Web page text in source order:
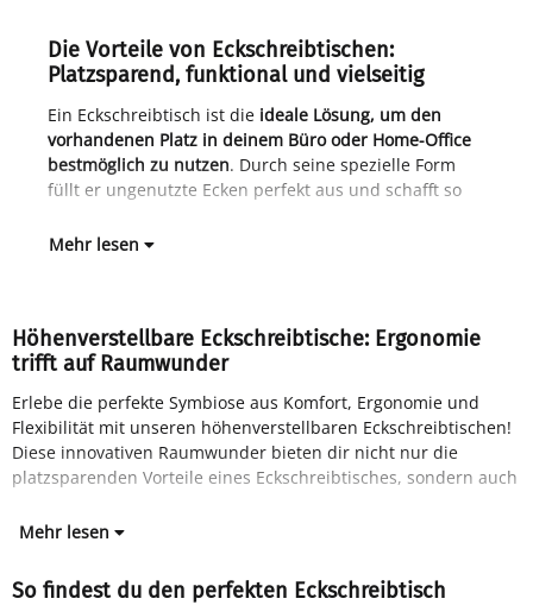
Die Vorteile von Eckschreibtischen:
Platzsparend, funktional und vielseitig
Ein Eckschreibtisch ist die ideale Lösung, um den
vorhandenen Platz in deinem Büro oder Home-Office
bestmöglich zu nutzen. Durch seine spezielle Form
füllt er ungenutzte Ecken perfekt aus und schafft so
Mehr lesen
Höhenverstellbare Eckschreibtische: Ergonomie
trifft auf Raumwunder
Erlebe die perfekte Symbiose aus Komfort, Ergonomie und
Flexibilität mit unseren höhenverstellbaren Eckschreibtischen!
Diese innovativen Raumwunder bieten dir nicht nur die
platzsparenden Vorteile eines Eckschreibtisches, sondern auch
die gesundheitsfördernden Eigenschaften eines
Mehr lesen
So findest du den perfekten Eckschreibtisch